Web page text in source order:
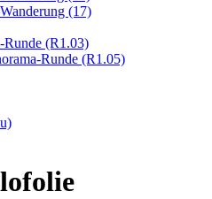
(17)
Runde (R1.03)
Runde (R1.05)